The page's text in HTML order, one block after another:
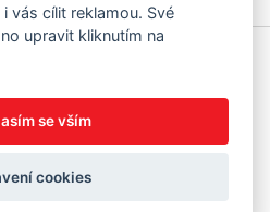
vás cílit reklamou. Své
upravit kliknutím na
se vším
cookies